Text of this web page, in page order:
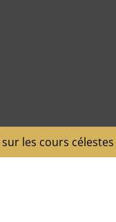
sur les cours célestes